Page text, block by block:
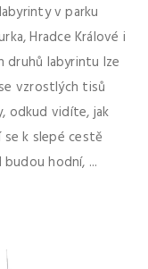
v parku
Hradce Králové i
druhů labyrintu lze
vzrostlých tisů
odkud vidíte, jak
k slepé cestě
hodní, ...